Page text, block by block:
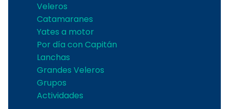
Veleros
Catamaranes
Yates a motor
Por día con Capitán
Lanchas
Grandes Veleros
Grupos
Actividades